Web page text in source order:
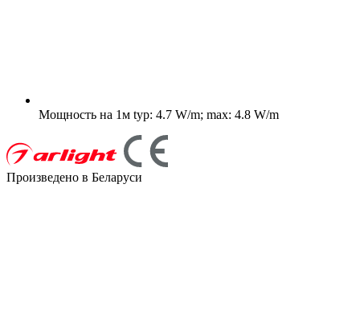
Мощность на 1м typ: 4.7 W/m; max: 4.8 W/m
Произведено в Беларуси